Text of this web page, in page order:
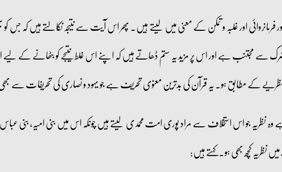
اور غلبہ و تمکن کے معنی میں لیتے ہیں۔ پھر اس آیت سے نتیجہ نکالتے ہیں کہ جس کو
شرک سے مجتنب ہے اور اس پر مزید یہ ستم ڈھاتے ہیں کہ اپنے اس غلط نتیجے کو بٹھانے کے
کے مطابق ہو۔ یہ قرآن کی بدترین معنوی تحریف ہے جو یہود و نصاری کی تحریفات سے بھی
وہ نظریہ جو اس استخلاف سے مراد پوری امت محمدی لیتے ہیں چونکہ اس میں بنی امیہ، بنی
نظریہ کچھ بھی ہو۔کہتے ہیں: